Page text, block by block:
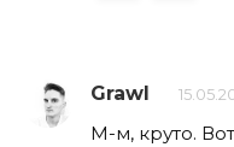
Grawl
М-м, круто.